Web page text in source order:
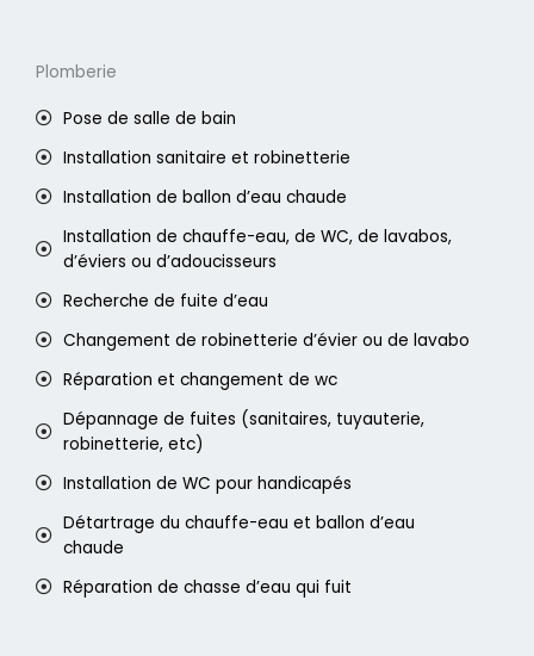
Plomberie
Pose de salle de bain
Installation sanitaire et robinetterie
Installation de ballon d’eau chaude
Installation de chauffe-eau, de WC, de lavabos,
d’éviers ou d’adoucisseurs
Recherche de fuite d’eau
Changement de robinetterie d’évier ou de lavabo
Réparation et changement de wc
Dépannage de fuites (sanitaires, tuyauterie,
robinetterie, etc)
Installation de WC pour handicapés
Détartrage du chauffe-eau et ballon d’eau
chaude
Réparation de chasse d’eau qui fuit